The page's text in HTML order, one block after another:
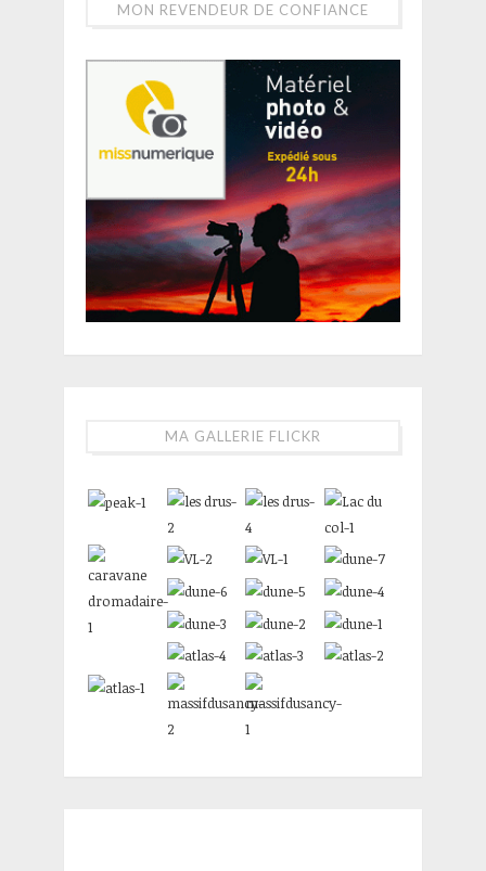
MON REVENDEUR DE CONFIANCE
MA GALLERIE FLICKR